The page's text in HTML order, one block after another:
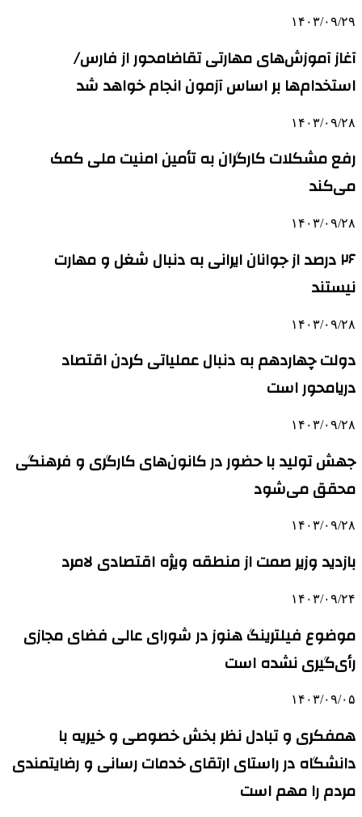
۱۴۰۳/۰۹/۲۹
آغاز آموزش‌های مهارتی تقاضامحور از فارس/
استخدام‌ها بر اساس آزمون انجام خواهد شد
۱۴۰۳/۰۹/۲۸
رفع مشکلات کارگران به تأمین امنیت ملی کمک
می‌کند
۱۴۰۳/۰۹/۲۸
۲۶ درصد از جوانان ایرانی به دنبال شغل و مهارت
نیستند
۱۴۰۳/۰۹/۲۸
دولت چهاردهم به دنبال عملیاتی کردن اقتصاد
دریامحور است
۱۴۰۳/۰۹/۲۸
جهش تولید با حضور در کانون‌های کارگری و فرهنگی
محقق می‌شود
۱۴۰۳/۰۹/۲۸
بازدید وزیر صمت از منطقه ویژه اقتصادی لامرد
۱۴۰۳/۰۹/۲۴
موضوع فیلترینگ هنوز در شورای عالی فضای مجازی
رأی‌گیری نشده است
۱۴۰۳/۰۹/۰۵
همفکری و تبادل نظر بخش خصوصی و خیریه با
دانشگاه در راستای ارتقای خدمات رسانی و رضایتمندی
مردم را مهم است